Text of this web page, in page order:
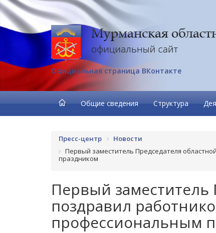
Официальная страница ВКонтакте
Общие сведения Структура
Пресс-центр
Новости
Первый заместитель Председателя
праздником
Первый заместитель
поздравил
профессиональным